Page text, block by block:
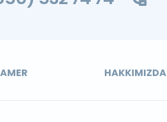
HAKKIMIZDA